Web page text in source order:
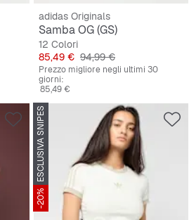
adidas Originals
Samba OG (GS)
12 Colori
Prezzo
85,49 € Prezzo originale
94,99 €
Prezzo migliore negli ultimi 30
giorni:
85,49 €
ESCLUSIVA SNIPES
-20%